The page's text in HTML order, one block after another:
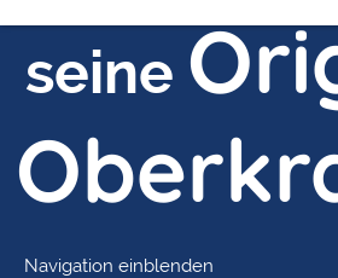
seine
Navigation einblenden